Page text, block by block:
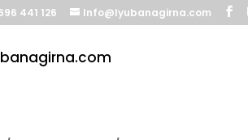
441 126 Info@lyubanagirna.com